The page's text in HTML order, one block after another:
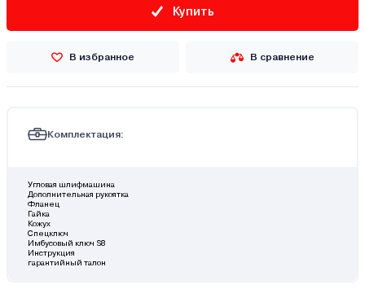
Купить
В избранное В сравнение
Комплектация:
Угловая шлифмашина
Дополнительная рукоятка
Фланец
Гайка
Кожух
Спецключ
Имбусовый ключ S8
Инструкция
гарантийный талон